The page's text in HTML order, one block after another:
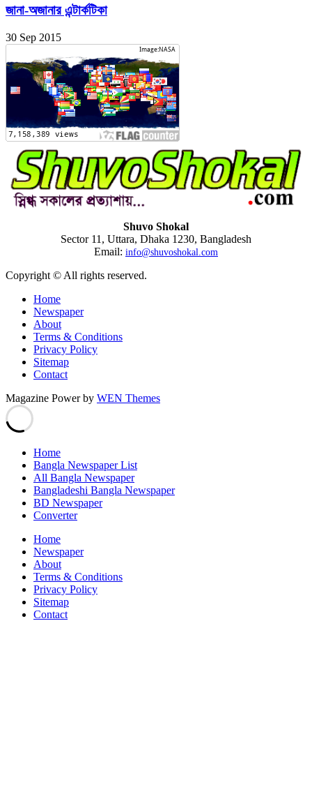
জানা-অজানার এন্টার্কটিকা
30 Sep 2015
Shuvo Shokal
Sector 11, Uttara, Dhaka 1230, Bangladesh
Email: info@shuvoshokal.com
Copyright © All rights reserved.
Home
Newspaper
About
Terms & Conditions
Privacy Policy
Sitemap
Contact
Magazine Power by WEN Themes
Home
Bangla Newspaper List
All Bangla Newspaper
Bangladeshi Bangla Newspaper
BD Newspaper
Converter
Home
Newspaper
About
Terms & Conditions
Privacy Policy
Sitemap
Contact